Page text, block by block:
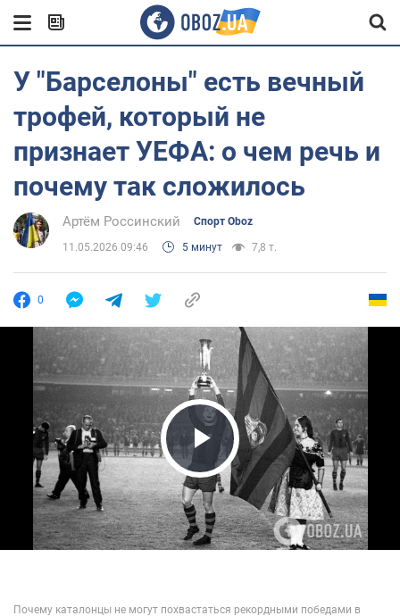
У "Барселоны" есть вечный
трофей, который не
признает УЕФА: о чем речь и
почему так сложилось
Артём Россинский Спорт Oboz
11.05.2026 09:46 5 минут 7,8 т.
0
Play Video